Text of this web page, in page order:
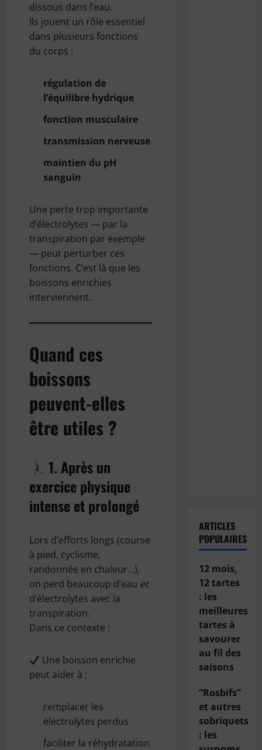
dissous dans l’eau.
Ils jouent un rôle essentiel
dans plusieurs fonctions
du corps :
régulation de
l’équilibre hydrique
fonction musculaire
transmission nerveuse
maintien du pH
sanguin
Une perte trop importante
d’électrolytes — par la
transpiration par exemple
— peut perturber ces
fonctions. C’est là que les
boissons enrichies
interviennent.
Quand ces
boissons
peuvent-elles
être utiles ?
1. Après un
exercice physique
intense et prolongé
Lors d’efforts longs (course
à pied, cyclisme,
randonnée en chaleur…),
on perd beaucoup d’eau et
d’électrolytes avec la
transpiration.
Dans ce contexte :
Une boisson enrichie
peut aider à :
remplacer les
électrolytes perdus
faciliter la réhydratation
ARTICLES
POPULAIRES
12 mois,
12 tartes
: les
meilleures
tartes à
savourer
au fil des
saisons
“Rosbifs”
et autres
sobriquets
: les